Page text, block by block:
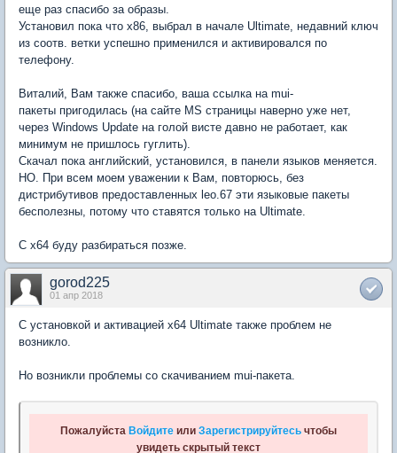
еще раз спасибо за образы.
Установил пока что x86, выбрал в начале Ultimate, недавний ключ
из соотв. ветки успешно применился и активировался по
телефону.
Виталий, Вам также спасибо, ваша ссылка на mui-
пакеты пригодилась (на сайте MS страницы наверно уже нет,
через Windows Update на голой висте давно не работает, как
минимум не пришлось гуглить).
Скачал пока английский, установился, в панели языков меняется.
НО. При всем моем уважении к Вам, повторюсь, без
дистрибутивов предоставленных leo.67 эти языковые пакеты
бесполезны, потому что ставятся только на Ultimate.
С x64 буду разбираться позже.
gorod225
01 апр 2018
С установкой и активацией x64 Ultimate также проблем не
возникло.
Но возникли проблемы со скачиванием mui-пакета.
Пожалуйста Войдите или Зарегистрируйтесь чтобы
увидеть скрытый текст